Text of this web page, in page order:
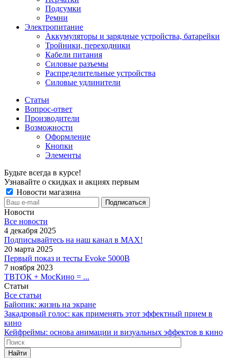
Подсумки
Ремни
Электропитание
Аккумуляторы и зарядные устройства, батарейки
Тройники, переходники
Кабели питания
Силовые разъемы
Распределительные устройства
Силовые удлинители
Статьи
Вопрос-ответ
Производители
Возможности
Оформление
Кнопки
Элементы
Будьте всегда в курсе!
Узнавайте о скидках и акциях первым
Новости магазина
Новости
Все новости
4 декабря 2025
Подписывайтесь на наш канал в MAX!
20 марта 2025
Первый показ и тесты Evoke 5000B
7 ноября 2023
ТВТОК + МосКино = ...
Статьи
Все статьи
Байопик: жизнь на экране
Закадровый голос: как применять этот эффектный прием в
кино
Кейфреймы: основа анимации и визуальных эффектов в кино
Найти